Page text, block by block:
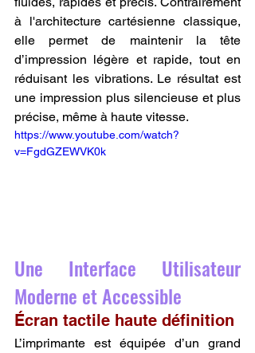
à l'architecture cartésienne classique,
elle permet de maintenir la tête
d’impression légère et rapide, tout en
réduisant les vibrations. Le résultat est
une impression plus silencieuse et plus
précise, même à haute vitesse.
https://www.youtube.com/watch?
v=FgdGZEWVK0k
Une Interface Utilisateur
Moderne et Accessible
Écran tactile haute définition
L’imprimante est équipée d’un grand